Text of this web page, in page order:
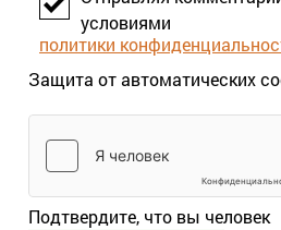
условиями
политики
Защита от автоматических
Подтвердите, что вы человек